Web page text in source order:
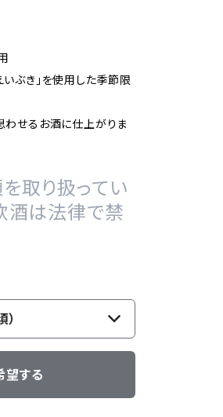
ぶき」を使用した季節限
わせるお酒に仕上がりま
取り扱ってい
酒は法律で禁
望する